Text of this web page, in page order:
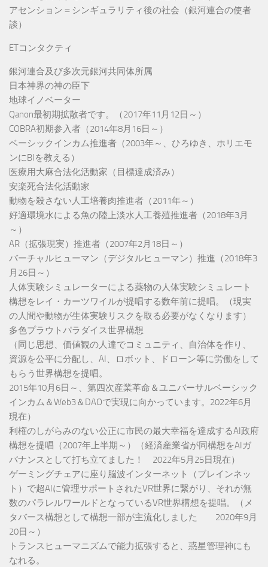
アセンション＝シンギュラリティ後の社会（銀河連合の使者
談）
ETコンタクティ
銀河連合及び多次元銀河共同体所属
日本神界の神の臣下
地球イノベーター
Qanon最初期拡散者です。（2017年11月12日～）
COBRA初期参入者（2014年8月16日～）
ベーシックインカム推進者（2003年～、ひろゆき、ホリエモ
ンにBIを教える）
医療用大麻合法化活動家（目標達成済み）
安楽死合法化活動家
動物を殺さない人工培養肉推進者（2011年～）
好適環境水による魚の陸上淡水人工養殖推進者（2018年3月
～）
AR（拡張現実）推進者（2007年2月18日～）
バーチャルヒューマン（デジタルヒューマン）推進（2018年3
月26日～）
人体実験シミュレーターによる薬物の人体実験シミュレート
構想をレイ・カーツワイルが提唱する数年前に提唱。（現実
の人間や動物が生体実験リスクを取る必要がなくなります）
多色プラウトパラダイス世界構想
（同じ思想、価値観の人達でコミュニティ、自治体を作り、
資源を公平に分配し、AI、ロボット、ドローン等に労働をして
もらう世界構想を提唱。
2015年10月6日～、第四次産業革命＆ユニバーサルベーシック
インカム＆Web3＆DAOで実現に向かっています。2022年6月
現在）
利権のしがらみのない公正に市民の最大幸福を達成するAI政府
構想を提唱（2007年上半期～）（経済産業省が同構想をAIガ
バナンスとして打ち立てました！ 2022年5月25日現在）
ゲーミングチェアに座り脳波インターネット（ブレインネッ
ト）で超AIに管理サポートされたVR世界に繋がり、それが無
数のパラレルワールドとなっているVR世界構想を提唱。（メ
タバース構想として構想一部が主流化しました 2020年9月
20日～）
トランスヒューマニズムで能力拡張すると、惑星管理神にも
なれる。